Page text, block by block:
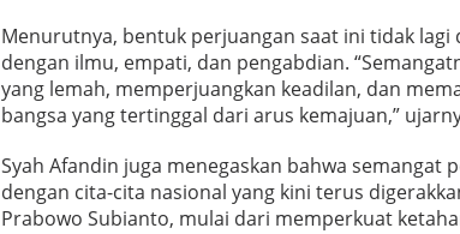
Menurutnya, bentuk perjuangan saat ini tidak
dengan ilmu, empati, dan pengabdian.
yang lemah, memperjuangkan keadilan, dan
bangsa yang tertinggal dari arus kemajuan,”
Syah Afandin juga menegaskan bahwa semangat
dengan cita-cita nasional yang kini terus
Prabowo Subianto, mulai dari memperkuat